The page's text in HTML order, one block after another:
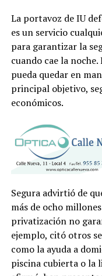
La portavoz de IU
es un servicio
para garantizar la
cuando cae la
pueda quedar en
principal objetivo,
económicos.
Segura advirtió de
más de ocho
privatización no
ejemplo, citó otros
como la ayuda a
piscina cubierta o la